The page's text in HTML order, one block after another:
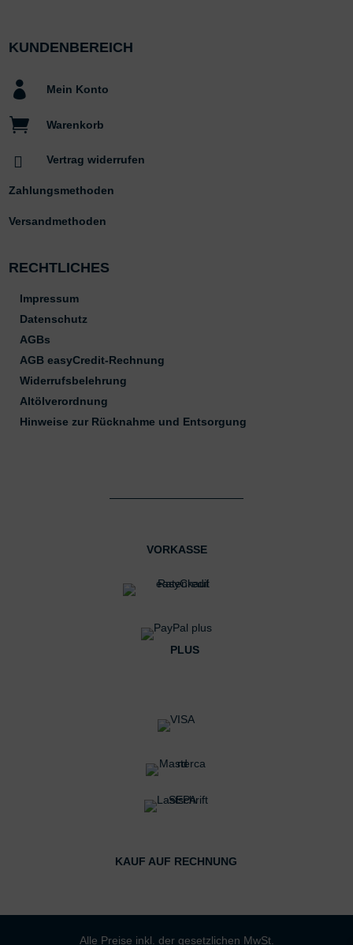
KUNDENBEREICH
 Mein Konto
 Warenkorb
 Vertrag widerrufen
Zahlungsmethoden
Versandmethoden
RECHTLICHES
Impressum
Datenschutz
AGBs
AGB easyCredit-Rechnung
Widerrufsbelehrung
Altölverordnung
Hinweise zur Rücknahme und Entsorgung
VORKASSE
PLUS
KAUF AUF RECHNUNG
Alle Preise inkl. der gesetzlichen MwSt.